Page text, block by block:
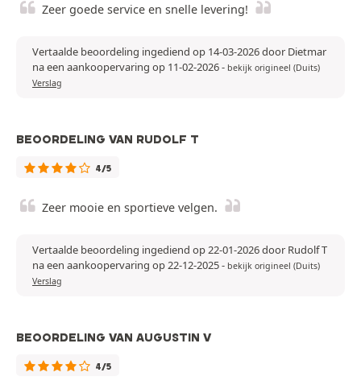
Zeer goede service en snelle levering!
Vertaalde beoordeling ingediend op 14-03-2026 door Dietmar
na een aankoopervaring op 11-02-2026- bekijk origineel (Duits)
Verslag
BEOORDELING VAN RUDOLF T
4/5
Zeer mooie en sportieve velgen.
Vertaalde beoordeling ingediend op 22-01-2026 door Rudolf T
na een aankoopervaring op 22-12-2025- bekijk origineel (Duits)
Verslag
BEOORDELING VAN AUGUSTIN V
4/5